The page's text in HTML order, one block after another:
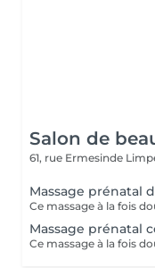
Salon de
61, rue Ermesinde
Massage prénatal
Massage prénatal